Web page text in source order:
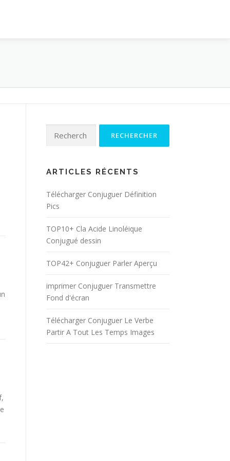
Rechercher :
ARTICLES RÉCENTS
Télécharger Conjuguer Définition
Pics
TOP10+ Cla Acide Linoléique
Conjugué dessin
TOP42+ Conjuguer Parler Aperçu
imprimer Conjuguer Transmettre
Fond d'écran
Télécharger Conjuguer Le Verbe
Partir A Tout Les Temps Images